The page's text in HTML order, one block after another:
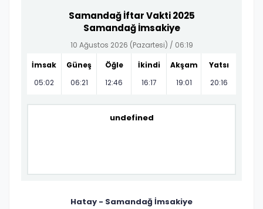
Samandağ İftar Vakti 2025
Samandağ İmsakiye
10 Ağustos 2026 (Pazartesi) / 06:19
İmsak
05:02
Güneş
06:21
Öğle
12:46
İkindi
16:17
Akşam
19:01
Yatsı
20:16
undefined
Hatay - Samandağ İmsakiye